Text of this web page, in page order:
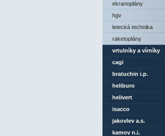
ekranoplány
hgv
letecká technika
raketoplány
vrtulníky a vírníky
cagi
bratuchin i.p.
heliburo
helivert
isacco
jakovlev a.s.
kamov n.i.